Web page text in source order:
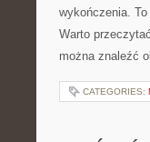
wykończenia.
Warto
można znaleźć
CATEGORIES: